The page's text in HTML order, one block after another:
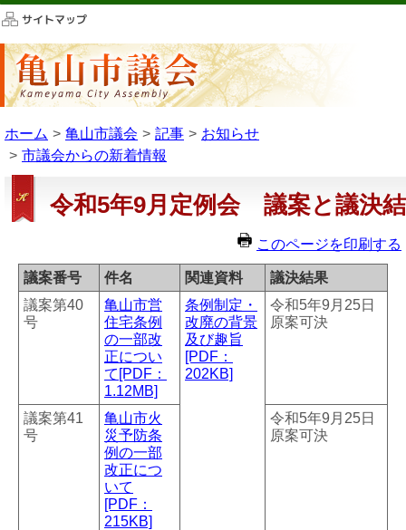
ホーム 亀山市議会 記事
お知らせ
市議会からの新着情報
令和5年9月定例会 議案と議決
このページを印刷する
議案番号 件名 関連資料
議決結果
議案第40
号
亀山市営
住宅条例
の一部改
正につい
て[PDF：
1.12MB]
条例制定・
改廃の背景
及び趣旨
[PDF：
202KB]
令和5年9月25日
原案可決
議案第41
号
亀山市火
災予防条
例の一部
改正につ
いて
[PDF：
215KB]
令和5年9月25日
原案可決